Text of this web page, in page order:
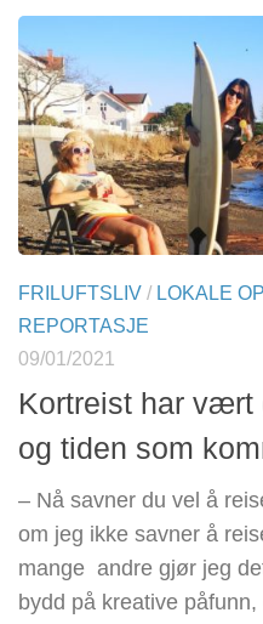
FRILUFTSLIV / LOKALE
REPORTASJE
09/01/2021
Kortreist har vært
og tiden som
– Nå savner du vel å
om jeg ikke savner å
mange andre gjør jeg
bydd på kreative